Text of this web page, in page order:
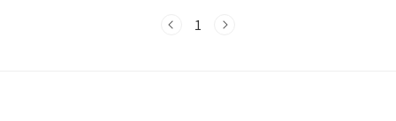
는 컨셉이 아주 잘 통했죠)와 디자인으로 상당동
1